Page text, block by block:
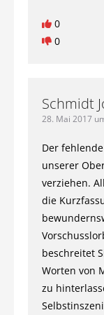
0
0
Schmidt
28. Mai 2017
Der
unserer
verziehen.
die
beschreitet
Worten von
zu